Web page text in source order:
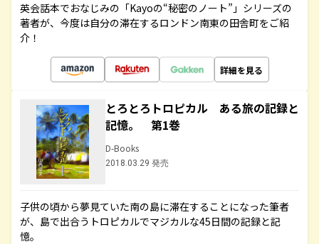
英会話本でおなじみの「Kayoの“秘密のノート”」シリーズの
著者が、今度は自分の滞在するロンドン南東の田舎町をご紹
介！
詳細を見る
とろとろトロピカル ある旅の記録と
記憶。 第1巻
D-Books
2018.03.29 発売
子供の頃から夢見ていた南の島に滞在することになった筆者
が、島で出合うトロピカルでマジカルな45日間の記録と記
憶。